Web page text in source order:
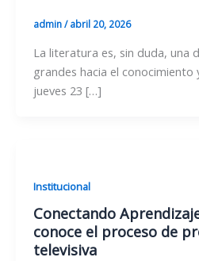
admin/abril 20, 2026
La literatura es, sin duda, una
grandes hacia el conocimiento
jueves 23 […]
Institucional
Conectando
conoce el proceso de
televisiva